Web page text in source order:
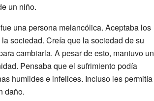
un niño.
una persona melancólica. Aceptaba los
sociedad. Creía que la sociedad de su
cambiarla. A pesar de esto, mantuvo un
Pensaba que el sufrimiento podía
humildes e infelices. Incluso les permitía
daño.